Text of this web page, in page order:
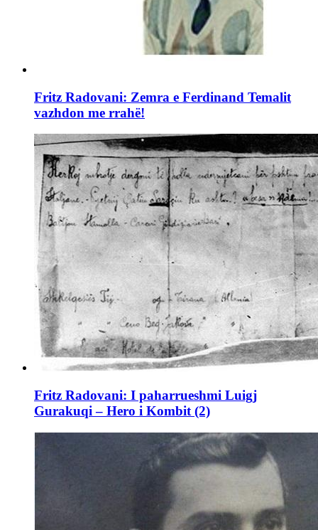
Fritz Radovani: Zemra e Ferdinand Temalit
vazhdon me rrahë!
Fritz Radovani: I paharrueshmi Luigj
Gurakuqi – Hero i Kombit (2)